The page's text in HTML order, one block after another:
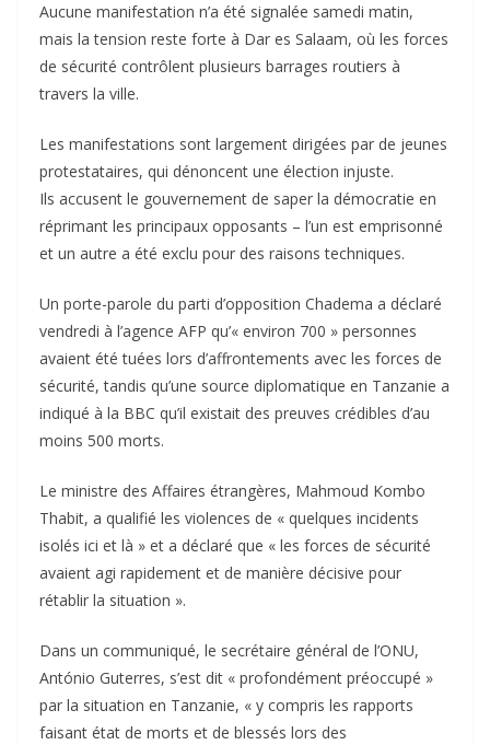
Aucune manifestation n’a été signalée samedi matin,
mais la tension reste forte à Dar es Salaam, où les forces
de sécurité contrôlent plusieurs barrages routiers à
travers la ville.
Les manifestations sont largement dirigées par de jeunes
protestataires, qui dénoncent une élection injuste.
Ils accusent le gouvernement de saper la démocratie en
réprimant les principaux opposants – l’un est emprisonné
et un autre a été exclu pour des raisons techniques.
Un porte-parole du parti d’opposition Chadema a déclaré
vendredi à l’agence AFP qu’« environ 700 » personnes
avaient été tuées lors d’affrontements avec les forces de
sécurité, tandis qu’une source diplomatique en Tanzanie a
indiqué à la BBC qu’il existait des preuves crédibles d’au
moins 500 morts.
Le ministre des Affaires étrangères, Mahmoud Kombo
Thabit, a qualifié les violences de « quelques incidents
isolés ici et là » et a déclaré que « les forces de sécurité
avaient agi rapidement et de manière décisive pour
rétablir la situation ».
Dans un communiqué, le secrétaire général de l’ONU,
António Guterres, s’est dit « profondément préoccupé »
par la situation en Tanzanie, « y compris les rapports
faisant état de morts et de blessés lors des